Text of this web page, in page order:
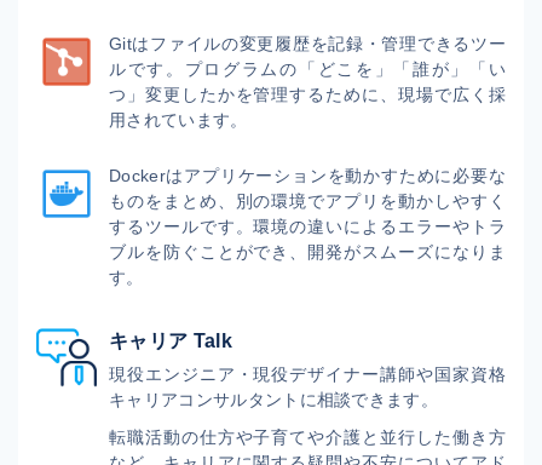
Gitはファイルの変更履歴を記録・管理できるツー
ルです。プログラムの「どこを」「誰が」「い
つ」変更したかを管理するために、現場で広く採
用されています。
Dockerはアプリケーションを動かすために必要な
ものをまとめ、別の環境でアプリを動かしやすく
するツールです。環境の違いによるエラーやトラ
ブルを防ぐことができ、開発がスムーズになりま
す。
キャリア Talk
現役エンジニア・現役デザイナー講師や国家資格
キャリアコンサルタントに相談できます。
転職活動の仕方や子育てや介護と並行した働き方